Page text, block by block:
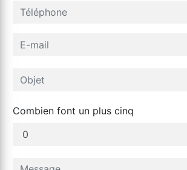
Combien font un plus cinq